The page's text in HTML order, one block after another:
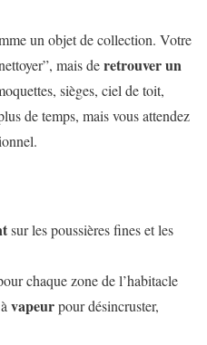
un objet de collection. Votre
mais deretrouver un
sièges, ciel de toit,
de temps, mais vous attendez
sur les poussières fines et les
chaque zone de l’habitacle
vapeurpour désincruster,